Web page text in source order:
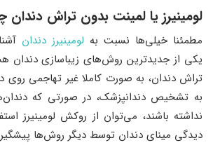
لومینیرز یا لمینت بدون تراش
مطمئنا خیلی‌ها نسبت به لومینیرز دندان
یکی از جدیدترین روش‌های زیباسازی دندان
تراش دندان، به صورت کاملا غیر تهاجمی روی
به تشخیص دندانپزشک، در صورتی که
نداشته باشند، می‌‌توان از روکش لومینیرز
دیدگی مینای دندان توسط دیگر روش‌ها